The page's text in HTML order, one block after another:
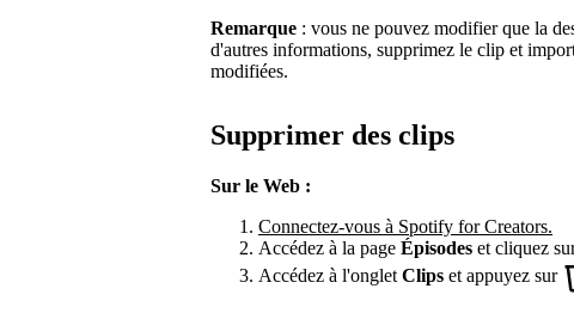
Remarque : vous ne pouvez modifier que la
d'autres informations, supprimez le clip et
modifiées.
Supprimer des clips
Sur le Web :
Connectez-vous à Spotify for Creators.
Accédez à la page Épisodes et cliquez
Accédez à l'onglet Clips et appuyez sur